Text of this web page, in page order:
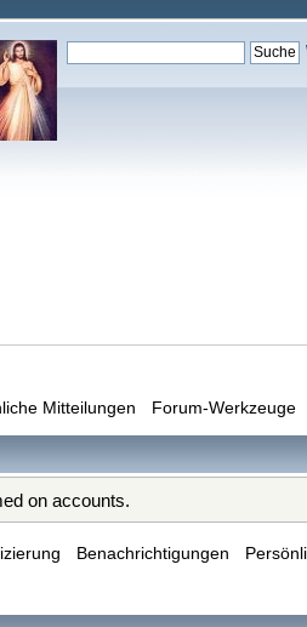
Mitteilungen Forum-Werkzeuge
on accounts.
Benachrichtigungen